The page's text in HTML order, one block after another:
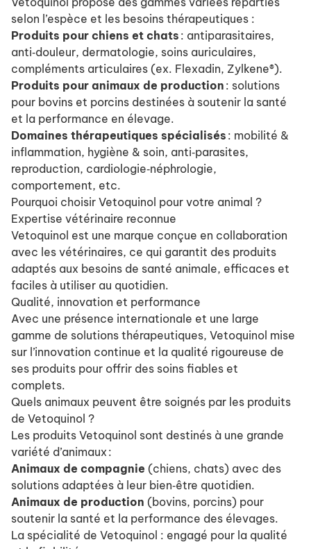
selon l’espèce et les besoins thérapeutiques :
Produits pour chiens et chats : antiparasitaires,
anti‑douleur, dermatologie, soins auriculaires,
compléments articulaires (ex. Flexadin, Zylkene®).
Produits pour animaux de production : solutions
pour bovins et porcins destinées à soutenir la santé
et la performance en élevage.
Domaines thérapeutiques spécialisés : mobilité &
inflammation, hygiène & soin, anti‑parasites,
reproduction, cardiologie‑néphrologie,
comportement, etc.
Pourquoi choisir Vetoquinol pour votre animal ?
Expertise vétérinaire reconnue
Vetoquinol est une marque conçue en collaboration
avec les vétérinaires, ce qui garantit des produits
adaptés aux besoins de santé animale, efficaces et
faciles à utiliser au quotidien.
Qualité, innovation et performance
Avec une présence internationale et une large
gamme de solutions thérapeutiques, Vetoquinol mise
sur l’innovation continue et la qualité rigoureuse de
ses produits pour offrir des soins fiables et
complets.
Quels animaux peuvent être soignés par les produits
de Vetoquinol ?
Les produits Vetoquinol sont destinés à une grande
variété d’animaux :
Animaux de compagnie (chiens, chats) avec des
solutions adaptées à leur bien‑être quotidien.
Animaux de production (bovins, porcins) pour
soutenir la santé et la performance des élevages.
La spécialité de Vetoquinol : engagé pour la qualité